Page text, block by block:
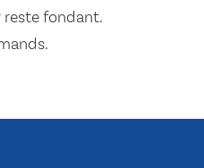
reste fondant.